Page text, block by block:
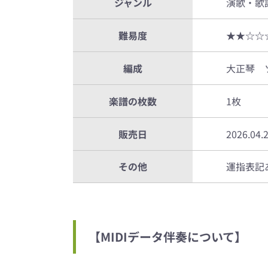
難易度
編成 大正琴
楽譜の枚数 1枚
販売日
その他 運指表記
【MIDIデータ伴奏について】